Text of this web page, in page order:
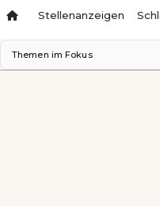
Stellenanzeigen
Themen im Fokus